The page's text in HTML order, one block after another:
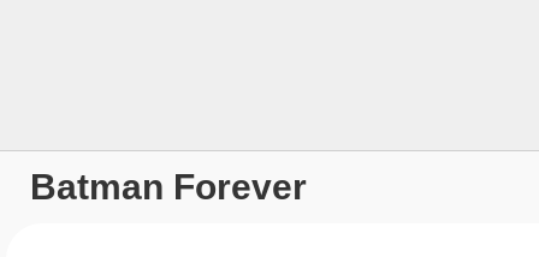
Batman Forever